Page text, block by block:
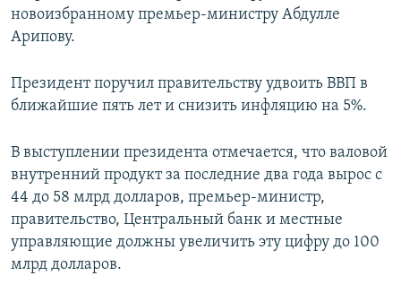
новоизбранному премьер-министру Абдулле
Арипову.
Президент поручил правительству удвоить ВВП в
ближайшие пять лет и снизить инфляцию на 5%.
В выступлении президента отмечается, что валовой
внутренний продукт за последние два года вырос с
44 до 58 млрд долларов, премьер-министр,
правительство, Центральный банк и местные
управляющие должны увеличить эту цифру до 100
млрд долларов.